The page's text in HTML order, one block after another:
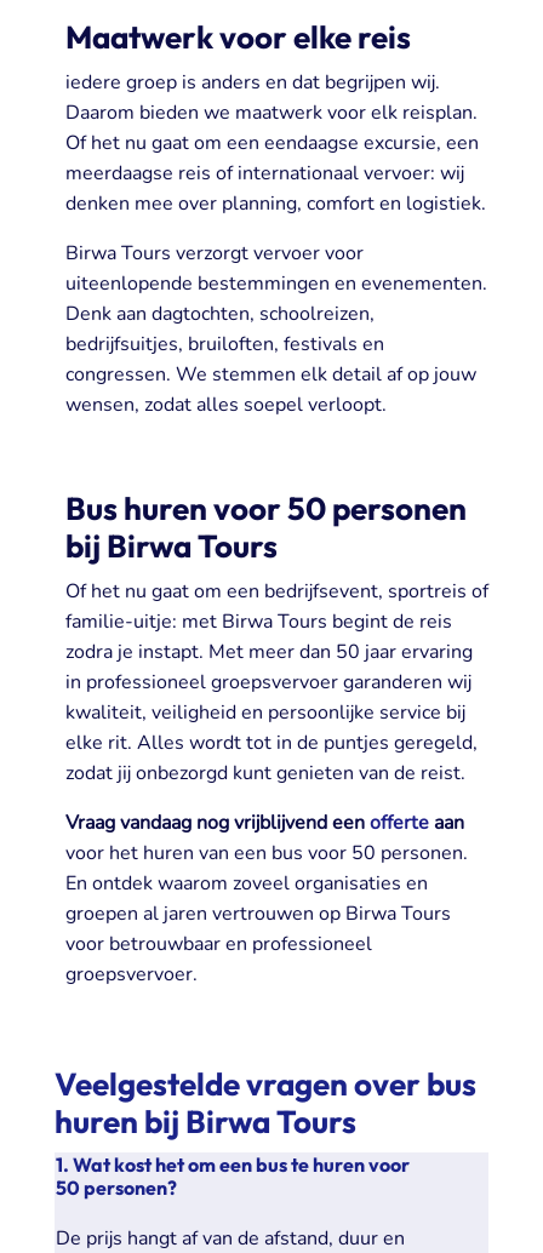
Maatwerk voor elke reis
iedere groep is anders en dat begrijpen wij.
Daarom bieden we maatwerk voor elk reisplan.
Of het nu gaat om een eendaagse excursie, een
meerdaagse reis of internationaal vervoer: wij
denken mee over planning, comfort en logistiek.
Birwa Tours verzorgt vervoer voor
uiteenlopende bestemmingen en evenementen.
Denk aan dagtochten, schoolreizen,
bedrijfsuitjes, bruiloften, festivals en
congressen. We stemmen elk detail af op jouw
wensen, zodat alles soepel verloopt.
Bus huren voor 50 personen
bij Birwa Tours
Of het nu gaat om een bedrijfsevent, sportreis of
familie-uitje: met Birwa Tours begint de reis
zodra je instapt. Met meer dan 50 jaar ervaring
in professioneel groepsvervoer garanderen wij
kwaliteit, veiligheid en persoonlijke service bij
elke rit. Alles wordt tot in de puntjes geregeld,
zodat jij onbezorgd kunt genieten van de reist.
Vraag vandaag nog vrijblijvend eenofferteaan
voor het huren van een bus voor 50 personen.
En ontdek waarom zoveel organisaties en
groepen al jaren vertrouwen op Birwa Tours
voor betrouwbaar en professioneel
groepsvervoer.
Veelgestelde vragen over bus
huren bij Birwa Tours
1. Wat kost het om een bus te huren voor
50 personen?
De prijs hangt af van de afstand, duur en